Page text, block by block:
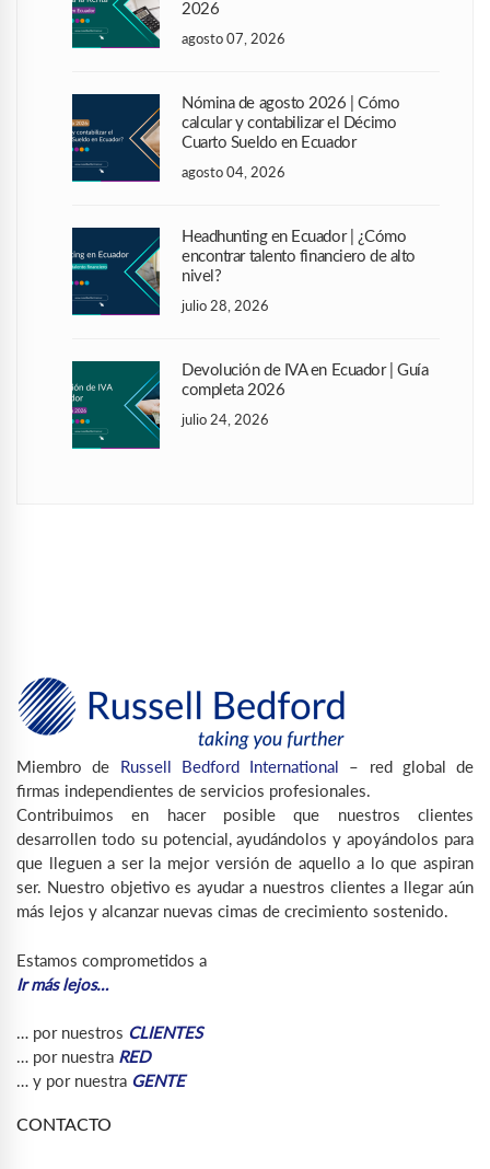
2026
agosto 07, 2026
Nómina de agosto 2026 | Cómo
calcular y contabilizar el Décimo
Cuarto Sueldo en Ecuador
agosto 04, 2026
Headhunting en Ecuador | ¿Cómo
encontrar talento financiero de alto
nivel?
julio 28, 2026
Devolución de IVA en Ecuador | Guía
completa 2026
julio 24, 2026
Miembro de Russell Bedford International – red global de
firmas independientes de servicios profesionales.
Contribuimos en hacer posible que nuestros clientes
desarrollen todo su potencial, ayudándolos y apoyándolos para
que lleguen a ser la mejor versión de aquello a lo que aspiran
ser. Nuestro objetivo es ayudar a nuestros clientes a llegar aún
más lejos y alcanzar nuevas cimas de crecimiento sostenido.
Estamos comprometidos a
Ir más lejos…
… por nuestros CLIENTES
… por nuestra RED
… y por nuestra GENTE
CONTACTO